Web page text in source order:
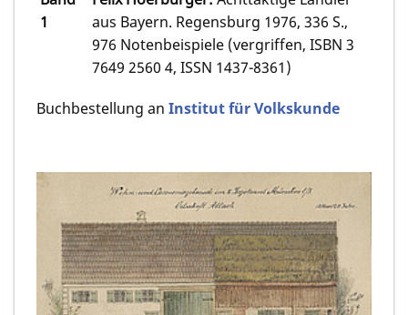
1
aus Bayern. Regensburg 1976, 336 S.,
976 Notenbeispiele (vergriffen, ISBN 3
7649 2560 4, ISSN 1437-8361)
Buchbestellung an Institut für Volkskunde